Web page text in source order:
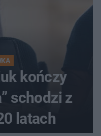
kończy
schodzi z
latach